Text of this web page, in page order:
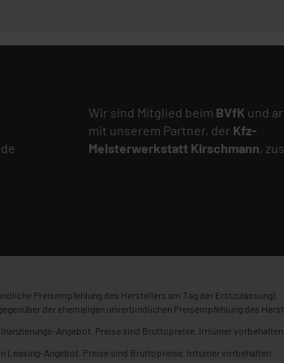
Wir sind Mitglied beim BVfK und
mit unserem Partner, der Kfz-
Meisterwerkstatt Kirschmann,
Preisempfehlung des Herstellers am Tag der Erstzulassung).
der ehemaligen unverbindlichen Preisempfehlung des
Angebot. Preise sind Bruttopreise. Irrtümer vorbehalten.
Leasing-Angebot. Preise sind Bruttopreise. Irrtümer vorbehalten.